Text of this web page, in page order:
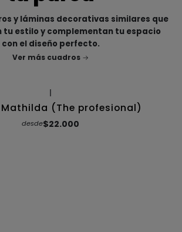
y láminas decorativas similares que
tu estilo y complementan tu espacio
con el diseño perfecto.
Ver más cuadros
(The profesional)
desde$22.000